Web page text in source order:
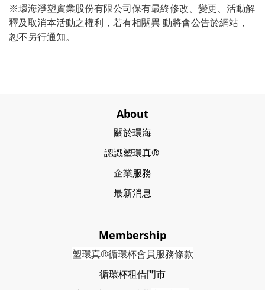
※環海淨塑實業股份有限公司保有最終修改、變更、活動解
釋及取消本活動之權利，若有相關異 動將會公告於網站，
恕不另行通知。
About
關於環海
認識塑環真®
企業服務
最新消息
Membership
塑環真®循環杯會員服務條款
循環杯租借門市